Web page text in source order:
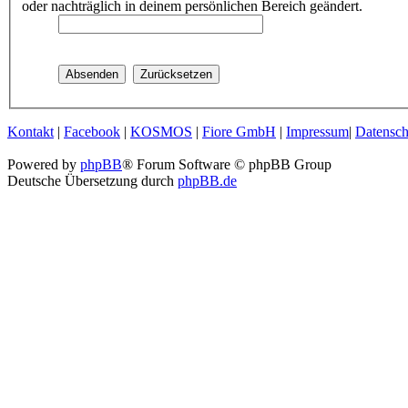
oder nachträglich in deinem persönlichen Bereich geändert.
Kontakt | Facebook | KOSMOS | Fiore GmbH | Impressum|
Powered by phpBB® Forum Software © phpBB Group
Deutsche Übersetzung durch phpBB.de